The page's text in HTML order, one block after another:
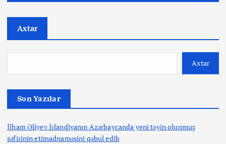
Axtar
Axtar
Son Yazılar
İlham Əliyev İrlandiyanın Azərbaycanda yeni təyin olunmuş
səfirinin etimadnaməsini qəbul edib